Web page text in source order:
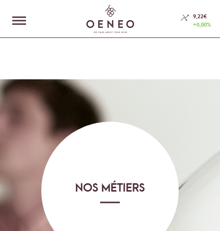
En poursuivant votre navigation sur ce site, vous acceptez l’utilisation de
Cookies.
NOS MÉTIERS
ESPACE INVESTISSEURS
NOUS CONTACTER
9,22€
+0,00%
NOS MÉTIERS